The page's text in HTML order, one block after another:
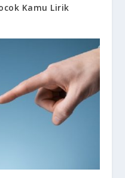
Kamu Lirik